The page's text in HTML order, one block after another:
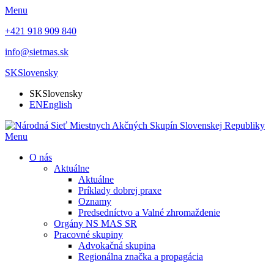
Menu
+421 918 909 840
info@sietmas.sk
SKSlovensky
SKSlovensky
ENEnglish
Menu
O nás
Aktuálne
Aktuálne
Príklady dobrej praxe
Oznamy
Predsedníctvo a Valné zhromaždenie
Orgány NS MAS SR
Pracovné skupiny
Advokačná skupina
Regionálna značka a propagácia